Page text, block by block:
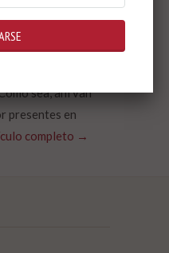
y llanamente, que
Porque sí.
omo sea, ahí van
presentes en
completo →